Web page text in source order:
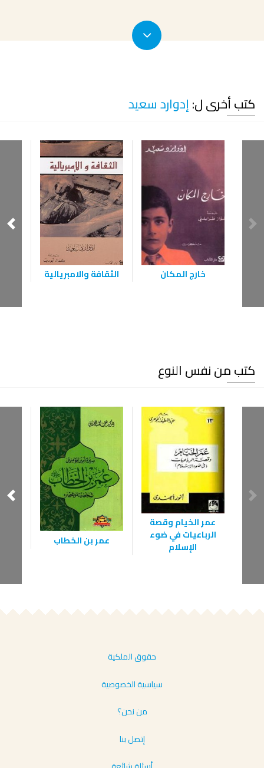
كتب أخرى ل:إدوارد سعيد
خارج المكان الثقافة والامبريالية
كتب من نفس النوع
عمر الخيام وقصة
الرباعيات في ضوء
الإسلام
عمر بن الخطاب
حقوق الملكية
سياسية الخصوصية
من نحن؟
إتصل بنا